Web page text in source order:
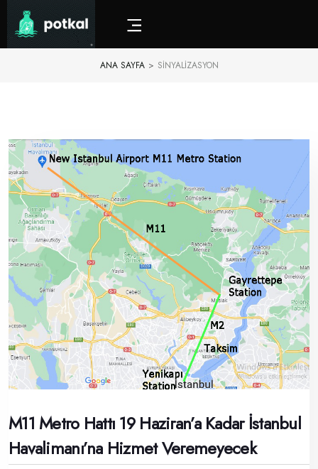
ANA SAYFA > SINYALIZASYON
M11 Metro Hattı 19 Haziran’a Kadar İstanbul
Havalimanı’na Hizmet Veremeyecek